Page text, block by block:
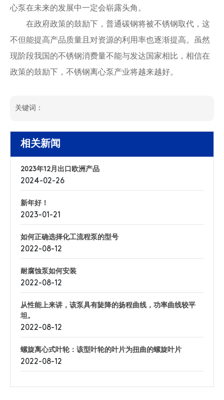
心泵在未来的发展中一定会崭露头角。
在政府政策的鼓励下，普通碳钢将被不锈钢取代，这
不但能提高产品质量且对资源的利用率也逐渐提高。虽然
现阶段我国的不锈钢消费量不能与发达国家相比，相信在
政策的鼓励下，不锈钢离心泵产业将越来越好。
关键词：
相关新闻
2023年12月出口欧洲产品
2024-02-26
新年好！
2023-01-21
如何正确选择化工流程泵的型号
2022-08-12
耐腐蚀泵如何安装
2022-08-12
从性能上来讲，该泵具有陡降的扬程曲线，功率曲线较平
坦。
2022-08-12
螺旋离心式叶轮：该型叶轮的叶片为扭曲的螺旋叶片
2022-08-12